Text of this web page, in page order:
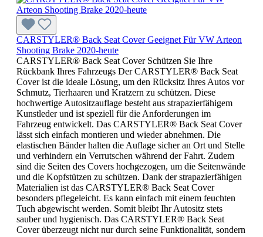
CARSTYLER® Back Seat Cover Geeignet Für VW Arteon
Shooting Brake 2020-heute
CARSTYLER® Back Seat Cover Schützen Sie Ihre
Rückbank Ihres Fahrzeugs Der CARSTYLER® Back Seat
Cover ist die ideale Lösung, um den Rücksitz Ihres Autos vor
Schmutz, Tierhaaren und Kratzern zu schützen. Diese
hochwertige Autositzauflage besteht aus strapazierfähigem
Kunstleder und ist speziell für die Anforderungen im
Fahrzeug entwickelt. Das CARSTYLER® Back Seat Cover
lässt sich einfach montieren und wieder abnehmen. Die
elastischen Bänder halten die Auflage sicher an Ort und Stelle
und verhindern ein Verrutschen während der Fahrt. Zudem
sind die Seiten des Covers hochgezogen, um die Seitenwände
und die Kopfstützen zu schützen. Dank der strapazierfähigen
Materialien ist das CARSTYLER® Back Seat Cover
besonders pflegeleicht. Es kann einfach mit einem feuchten
Tuch abgewischt werden. Somit bleibt Ihr Autositz stets
sauber und hygienisch. Das CARSTYLER® Back Seat
Cover überzeugt nicht nur durch seine Funktionalität, sondern